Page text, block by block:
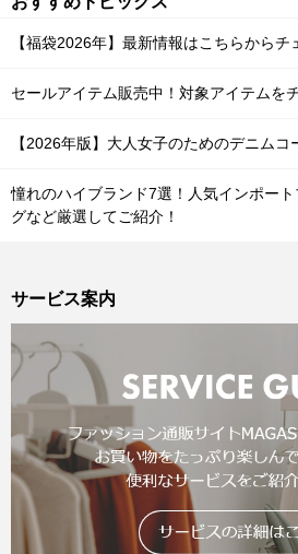
【福袋2026年】最新情報はこちらからチ
セールアイテム販売中！対象アイテムを
【2026年版】大人女子のためのデニムコ
憧れのハイブランド7選！人気インポー
グなど厳選してご紹介！
サービス案内